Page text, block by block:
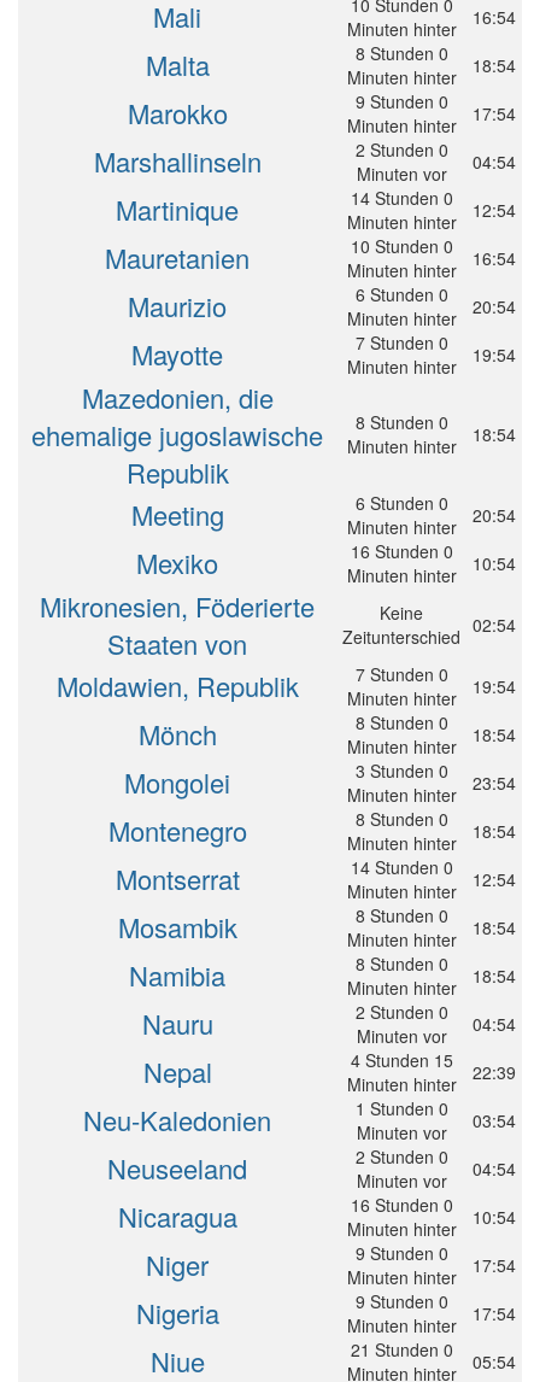
Mali
Minuten hinter
16:54
Malta
8 Stunden 0
Minuten hinter
18:54
Marokko
9 Stunden 0
Minuten hinter
17:54
Marshallinseln
2 Stunden 0
Minuten vor
04:54
Martinique
14 Stunden 0
Minuten hinter
12:54
Mauretanien
10 Stunden 0
Minuten hinter
16:54
Maurizio
6 Stunden 0
Minuten hinter
20:54
Mayotte
7 Stunden 0
Minuten hinter
19:54
Mazedonien, die
ehemalige jugoslawische
Republik
8 Stunden 0
Minuten hinter
18:54
Meeting
6 Stunden 0
Minuten hinter
20:54
Mexiko
16 Stunden 0
Minuten hinter
10:54
Mikronesien, Föderierte
Staaten von
Keine
Zeitunterschied 02:54
Moldawien, Republik
7 Stunden 0
Minuten hinter
19:54
Mönch
8 Stunden 0
Minuten hinter
18:54
Mongolei
3 Stunden 0
Minuten hinter
23:54
Montenegro
8 Stunden 0
Minuten hinter
18:54
Montserrat
14 Stunden 0
Minuten hinter
12:54
Mosambik
8 Stunden 0
Minuten hinter
18:54
Namibia
8 Stunden 0
Minuten hinter
18:54
Nauru
2 Stunden 0
Minuten vor
04:54
Nepal
4 Stunden 15
Minuten hinter
22:39
Neu-Kaledonien
1 Stunden 0
Minuten vor
03:54
Neuseeland
2 Stunden 0
Minuten vor
04:54
Nicaragua
16 Stunden 0
Minuten hinter
10:54
Niger
9 Stunden 0
Minuten hinter
17:54
Nigeria
9 Stunden 0
Minuten hinter
17:54
Niue
21 Stunden 0
Minuten hinter
05:54